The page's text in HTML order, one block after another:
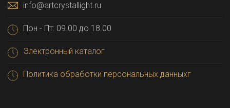
info@artcrystallight.ru
Пон - Пт: 09.00 до 18.00
Электронный каталог
Политика обработки персональных данныхг